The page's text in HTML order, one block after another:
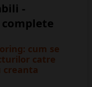
-
cum se
catre
creanta